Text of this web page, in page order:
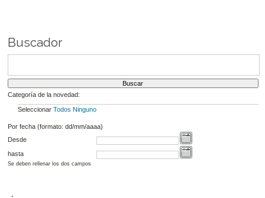
Buscador
Categoría de la novedad:
Seleccionar Todos Ninguno
Por fecha (formato: dd/mm/aaaa)
Desde
hasta
Se deben rellenar los dos campos